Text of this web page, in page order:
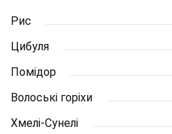
Рис
Цибуля
Помідор
Волоські горіхи
Хмелі-Сунелі